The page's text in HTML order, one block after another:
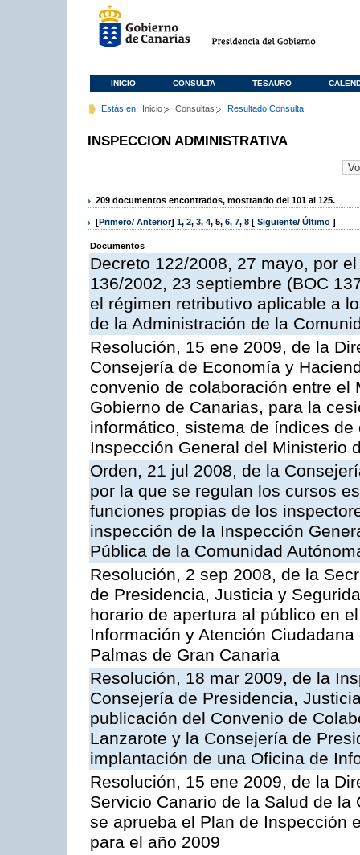
INICIO CONSULTA TESAURO
Estás en: Inicio Consultas Resultado Consulta
INSPECCION ADMINISTRATIVA
209 documentos encontrados, mostrando del 101 al 125.
[Primero/ Anterior] 1, 2, 3, 4, 5, 6, 7, 8 [ Siguiente/ Último ]
Documentos
Decreto 122/2008, 27 mayo, por
136/2002, 23 septiembre (BOC
el régimen retributivo aplicable a
de la Administración de la
Resolución, 15 ene 2009, de la
Consejería de Economía y
convenio de colaboración entre
Gobierno de Canarias, para la
informático, sistema de índices
Inspección General del Ministerio
Orden, 21 jul 2008, de la
por la que se regulan los cursos
funciones propias de los
inspección de la Inspección
Pública de la Comunidad
Resolución, 2 sep 2008, de la
de Presidencia, Justicia y
horario de apertura al público en
Información y Atención
Palmas de Gran Canaria
Resolución, 18 mar 2009, de la
Consejería de Presidencia,
publicación del Convenio de
Lanzarote y la Consejería de
implantación de una Oficina de
Resolución, 15 ene 2009, de la
Servicio Canario de la Salud de
se aprueba el Plan de Inspección
para el año 2009